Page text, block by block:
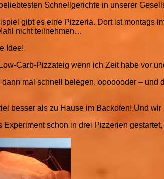
Schnellgerichte in unserer
gibt es eine Pizzeria. Dort ist montags
nicht teilnehmen…
Idee!
Carb-Pizzateig wenn ich Zeit habe vor
mal schnell belegen, ooooooder –
besser als zu Hause im Backofen! Und
Experiment schon in drei Pizzerien